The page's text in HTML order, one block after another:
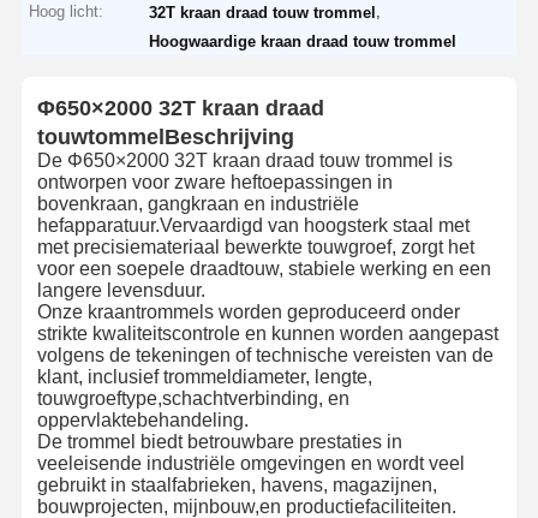
Hoog licht:
32T kraan draad touw trommel
Hoogwaardige kraan draad touw trommel
Φ650×2000 32T kraan draad
touwtommelBeschrijving
De Φ650×2000 32T kraan draad touw trommel is
ontworpen voor zware heftoepassingen in
bovenkraan, gangkraan en industriële
hefapparatuur.Vervaardigd van hoogsterk staal met
met precisiemateriaal bewerkte touwgroef, zorgt het
voor een soepele draadtouw, stabiele werking en een
langere levensduur.
Onze kraantrommels worden geproduceerd onder
strikte kwaliteitscontrole en kunnen worden aangepast
volgens de tekeningen of technische vereisten van de
klant, inclusief trommeldiameter, lengte,
touwgroeftype,schachtverbinding, en
oppervlaktebehandeling.
De trommel biedt betrouwbare prestaties in
veeleisende industriële omgevingen en wordt veel
gebruikt in staalfabrieken, havens, magazijnen,
bouwprojecten, mijnbouw,en productiefaciliteiten.